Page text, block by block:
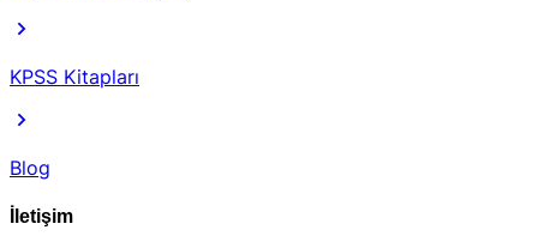
KPSS Kitapları
Blog
İletişim